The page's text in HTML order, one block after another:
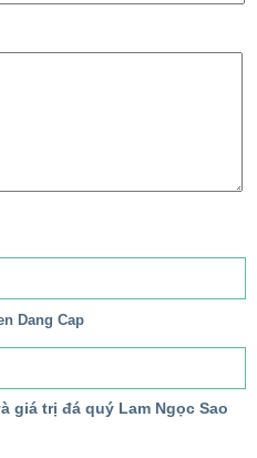
giá trị đá quý Lam Ngọc Sao